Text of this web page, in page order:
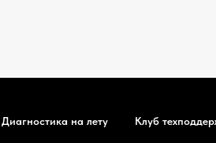
Диагностика на лету Клуб